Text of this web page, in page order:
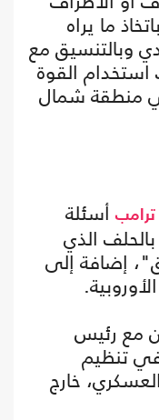
ما يراه
وبالتنسيق مع
القوة
منطقة شمال
ترامب أسئلة
الذي
إضافة إلى
مع رئيس
في تنظيم
خارج